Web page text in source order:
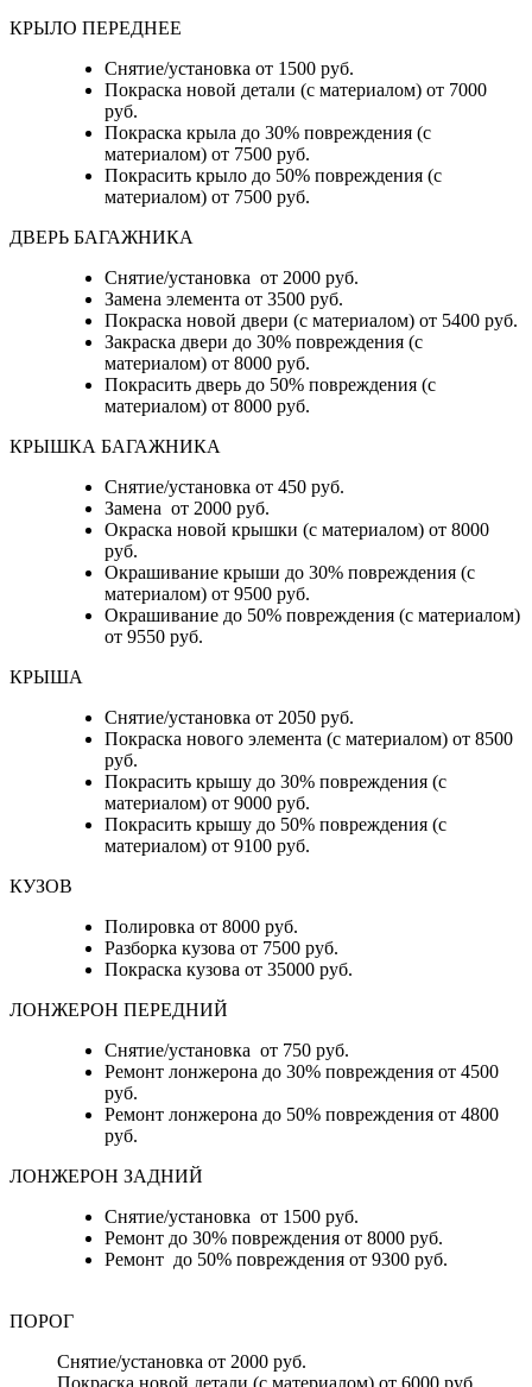
КРЫЛО ПЕРЕДНЕЕ
Снятие/установка от 1500 руб.
Покраска новой детали (с материалом) от 7000
руб.
Покраска крыла до 30% повреждения (с
материалом) от 7500 руб.
Покрасить крыло до 50% повреждения (с
материалом) от 7500 руб.
ДВЕРЬ БАГАЖНИКА
Снятие/установка от 2000 руб.
Замена элемента от 3500 руб.
Покраска новой двери (с материалом) от 5400 руб.
Закраска двери до 30% повреждения (с
материалом) от 8000 руб.
Покрасить дверь до 50% повреждения (с
материалом) от 8000 руб.
КРЫШКА БАГАЖНИКА
Снятие/установка от 450 руб.
Замена от 2000 руб.
Окраска новой крышки (с материалом) от 8000
руб.
Окрашивание крыши до 30% повреждения (с
материалом) от 9500 руб.
Окрашивание до 50% повреждения (с материалом)
от 9550 руб.
КРЫША
Снятие/установка от 2050 руб.
Покраска нового элемента (с материалом) от 8500
руб.
Покрасить крышу до 30% повреждения (с
материалом) от 9000 руб.
Покрасить крышу до 50% повреждения (с
материалом) от 9100 руб.
КУЗОВ
Полировка от 8000 руб.
Разборка кузова от 7500 руб.
Покраска кузова от 35000 руб.
ЛОНЖЕРОН ПЕРЕДНИЙ
Снятие/установка от 750 руб.
Ремонт лонжерона до 30% повреждения от 4500
руб.
Ремонт лонжерона до 50% повреждения от 4800
руб.
ЛОНЖЕРОН ЗАДНИЙ
Снятие/установка от 1500 руб.
Ремонт до 30% повреждения от 8000 руб.
Ремонт до 50% повреждения от 9300 руб.
ПОРОГ
Снятие/установка от 2000 руб.
Покраска новой детали (с материалом) от 6000 руб.